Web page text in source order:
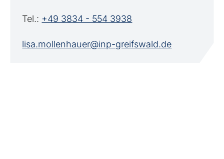
Tel.: +49 3834 - 554 3938
lisa.mollenhauer@inp-greifswald.de